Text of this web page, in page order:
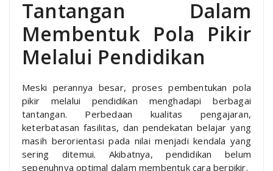
Tantangan Dalam
Membentuk Pola Pikir
Melalui Pendidikan
Meski perannya besar, proses pembentukan pola
pikir melalui pendidikan menghadapi berbagai
tantangan. Perbedaan kualitas pengajaran,
keterbatasan fasilitas, dan pendekatan belajar yang
masih berorientasi pada nilai menjadi kendala yang
sering ditemui. Akibatnya, pendidikan belum
sepenuhnya optimal dalam membentuk cara berpikir.